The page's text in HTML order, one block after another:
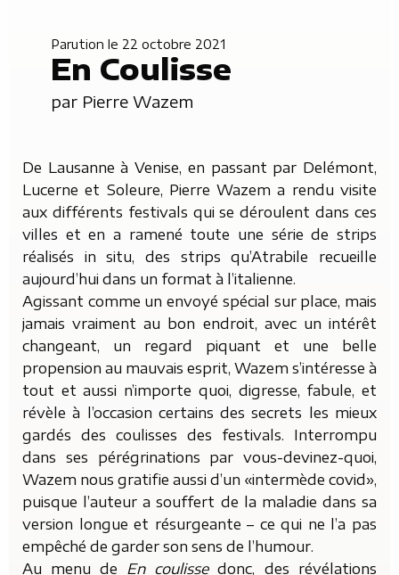
Parution le 22 octobre 2021
En Coulisse
par Pierre Wazem
De Lausanne à Venise, en passant par Delémont,
Lucerne et Soleure, Pierre Wazem a rendu visite
aux différents festivals qui se déroulent dans ces
villes et en a ramené toute une série de strips
réalisés in situ, des strips qu’Atrabile recueille
aujourd’hui dans un format à l’italienne.
Agissant comme un envoyé spécial sur place, mais
jamais vraiment au bon endroit, avec un intérêt
changeant, un regard piquant et une belle
propension au mauvais esprit, Wazem s’intéresse à
tout et aussi n’importe quoi, digresse, fabule, et
révèle à l’occasion certains des secrets les mieux
gardés des coulisses des festivals. Interrompu
dans ses pérégrinations par vous-devinez-quoi,
Wazem nous gratifie aussi d’un «intermède covid»,
puisque l’auteur a souffert de la maladie dans sa
version longue et résurgeante – ce qui ne l’a pas
empêché de garder son sens de l’humour.
Au menu de En coulissedonc, des révélations